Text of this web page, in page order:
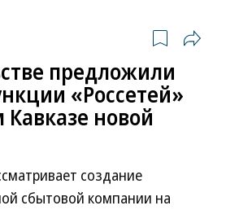
предложили
«Россетей»
новой
создание
сбытовой компании на